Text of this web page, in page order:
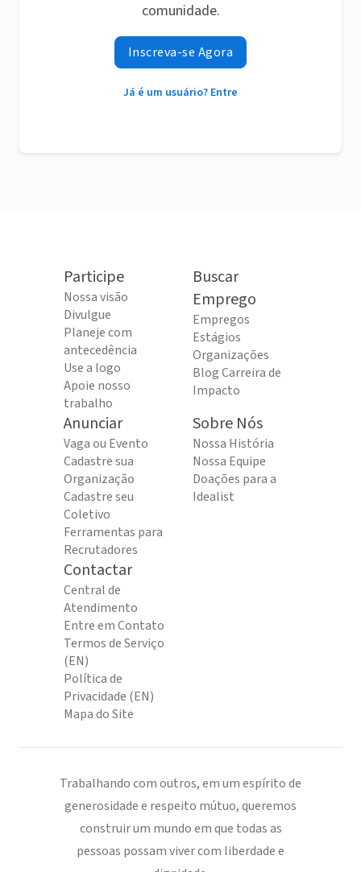
comunidade.
Inscreva-se Agora
Já é um usuário? Entre
Participe
Nossa visão
Divulgue
Planeje com
antecedência
Use a logo
Apoie nosso
trabalho
Buscar
Emprego
Empregos
Estágios
Organizações
Blog Carreira de
Impacto
Anunciar
Vaga ou Evento
Cadastre sua
Organização
Cadastre seu
Coletivo
Ferramentas para
Recrutadores
Sobre Nós
Nossa História
Nossa Equipe
Doações para a
Idealist
Contactar
Central de
Atendimento
Entre em Contato
Termos de Serviço
(EN)
Política de
Privacidade (EN)
Mapa do Site
Trabalhando com outros, em um espírito de
generosidade e respeito mútuo, queremos
construir um mundo em que todas as
pessoas possam viver com liberdade e